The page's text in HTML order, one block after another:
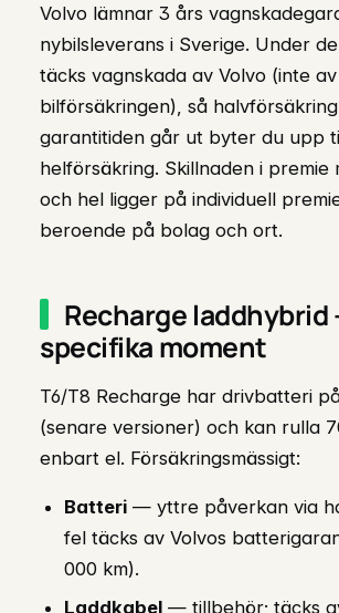
Volvo lämnar 3 års
nybilsleverans i Sverige. Under
täcks vagnskada av Volvo (inte av
bilförsäkringen), så
garantitiden går ut byter du upp
helförsäkring. Skillnaden i premie
och hel ligger på individuell
beroende på bolag och ort.
Recharge laddhybrid
specifika moment
T6/T8 Recharge har drivbatteri
(senare versioner) och kan rulla
enbart el. Försäkringsmässigt:
Batteri — yttre påverkan via
fel täcks av Volvos
000 km).
Laddkabel — tillbehör; täcks